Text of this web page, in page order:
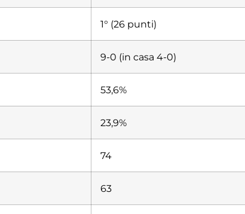
1° (26 punti)
9-0 (in casa 4-0)
53,6%
23,9%
74
63